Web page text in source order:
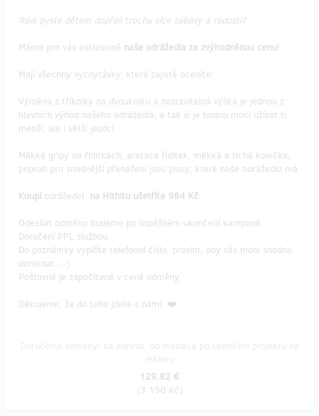
Rádi byste dětem dopřáli trochu více zábavy a radosti?
Máme pro vás exklusivně naše odrážedla za zvýhodněnou cenu!
Mají všechny vychytávky, které zajisté oceníte!
Výměna z tříkolky na dvoukolku a nastavitelná výška je jednou z
hlavních výhod našeho odrážedla, a tak si je budou moci užívat ti
menší, ale i větší jezdci.
Měkké gripy na řídítkách, aretace řídítek, měkká a tichá kolečka,
popruh pro snadnější přenášení jsou plusy, které naše odrážedlo má.
Koupí odrážedel na Hithitu ušetříte 984 Kč.
Odesílat odměnu budeme po úspěšném ukončení kampaně.
Doručení PPL službou.
Do poznámky vyplňte telefonní číslo, prosím, aby vás mohl snadno
dohledat. ;-)
Poštovné je započítané v ceně odměny.
Děkujeme, že do toho jdete s námi. ❤️
129,82 €
(3 150 Kč)